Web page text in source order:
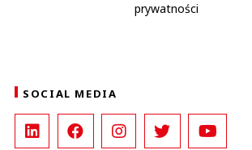
prywatności
SOCIAL MEDIA